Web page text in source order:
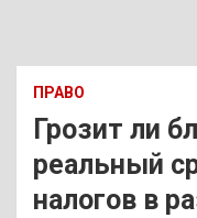
ПРАВО
Грозит ли
реальный
налогов в